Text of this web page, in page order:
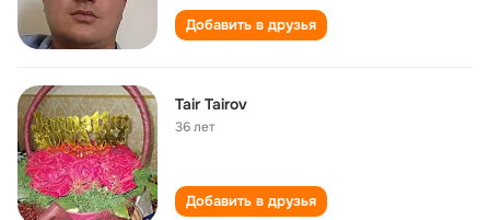
Добавить в друзья
Tair Tairov
36 лет
Добавить в друзья